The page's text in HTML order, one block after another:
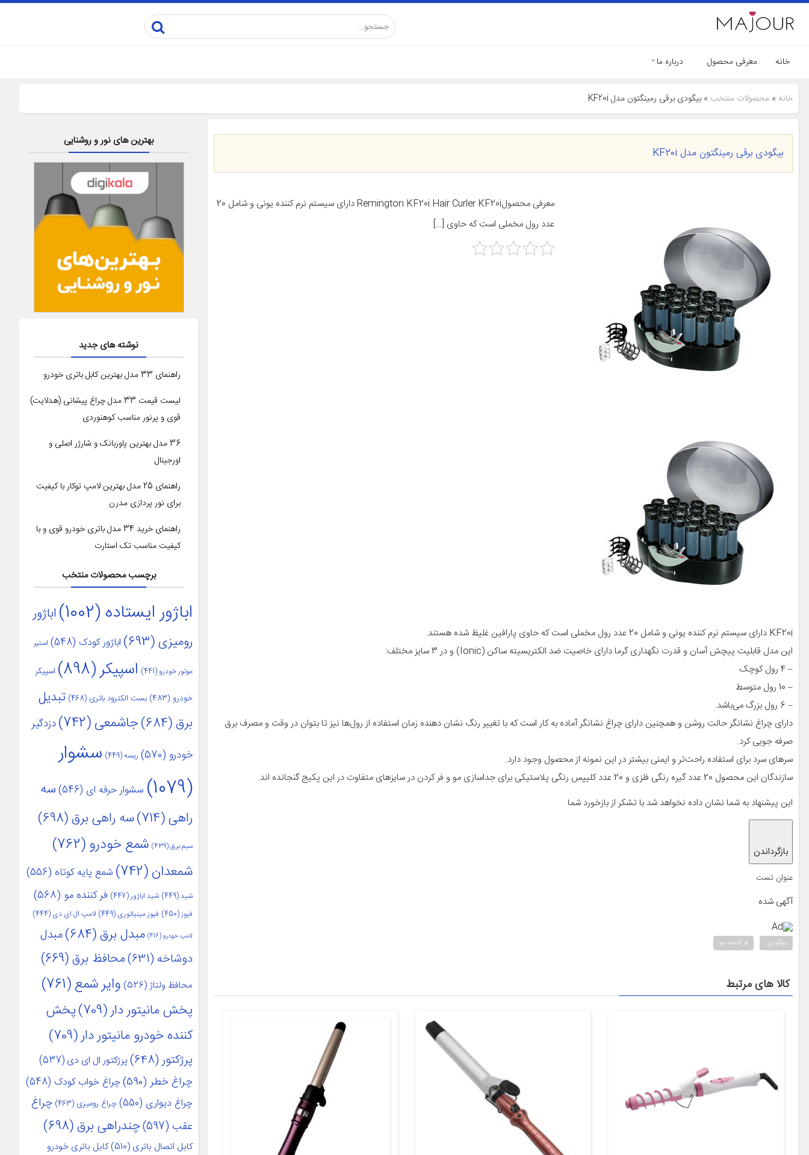
خانه معرفی محصول درباره ما
خانه » محصولات منتخب » بیگودی برقی رمینگتون مدل KF20i
بیگودی برقی رمینگتون مدل KF20i
معرفی محصولRemington KF20i Hair Curler KF20i دارای سیستم نرم کننده یونی و شامل 20
عدد رول مخملی است که حاوی […]
KF20i دارای سیستم نرم کننده یونی و شامل 20 عدد رول مخملی است که حاوی پارافین غلیظ شده هستند.
این مدل قابلیت پیچش آسان و قدرت نگهداری گرما دارای خاصیت ضد الکتریسیته ساکن (Ionic) و در 3 سایز مختلف:
– 4 رول کوچک
– 10 رول متوسط
– 6 رول بزرگ می‌باشد.
دارای چراغ نشانگر حالت روشن و همچنین دارای چراغ نشانگر آماده به کار است که با تغییر رنگ نشان دهنده زمان استفاده از رول‌ها نیز تا بتوان در وقت و مصرف برق
صرفه جویی کرد.
سرهای سرد برای استفاده راحت‌تر و ایمنی بیشتر در این نمونه از محصول وجود دارد.
سازندگان این محصول 20 عدد گیره رنگی فلزی و 20 عدد کلیپس رنگی پلاستیکی برای جداسازی مو و فر کردن در سایزهای متفاوت در این پکیج گنجانده اند.
این پیشنهاد به شما نشان داده نخواهد شد با تشکر از باز‌خورد شما
بازگرداندن
عنوان تست
آگهی شده
Ad
بیگودی فر کننده مو
کالا های مرتبط
بهترین های نور و روشنایی
نوشته های جدید
راهنمای 33 مدل بهترین کابل باتری خودرو
لیست قیمت 33 مدل چراغ پیشانی (هدلایت)
قوی و پرنور مناسب کوهنوردی
36 مدل بهترین پاوربانک و شارژر اصلی و
اورجینال
راهنمای 25 مدل بهترین لامپ توکار با کیفیت
برای نور پردازی مدرن
راهنمای خرید 34 مدل باتری خودرو قوی و با
کیفیت مناسب تک استارت
برچسب محصولات منتخب
اباژور ایستاده (1002)
اباژور
رومیزی(693) اباژور کودک (548) استپر
موتور خودرو (441) اسپیکر(898) اسپیکر
خودرو (483) بست الکترود باتری (468)
تبدیل
برق(684) جاشمعی(742)
دزدگیر
خودرو (570) ریسه(449)
سشوار
(1079)
سشوار حرفه ای (546)
سه
راهی(714) سه راهی برق(698)
سیم برق(439) شمع خودرو(762)
شمعدان(742) شمع پایه کوتاه (556)
شید(449) شید اباژور(447) فر کننده مو (568)
فیوز(450) فیوز مینیاتوری (449) لامپ ال ای دی (444)
لامپ خودرو(416) مبدل برق(684)
مبدل
دوشاخه(631) محافظ برق(669)
محافظ ولتاژ(526) وایر شمع(761)
پخش مانیتور دار(709)
پخش
کننده خودرو مانیتور دار(709)
پرژکتور(648) پرژکتور ال ای دی(537)
چراغ خطر(590) چراغ خواب کودک (548)
چراغ دیواری (550) چراغ رومیزی (463)
چراغ
عقب (597) چندراهی برق(698)
کابل اتصال باتری (510)
کابل باتری خودرو